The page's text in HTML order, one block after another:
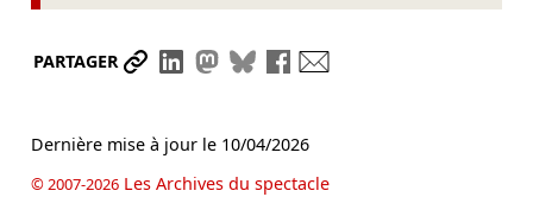
PARTAGER Partager le lien
Partager sur LinkedIn
Partager sur Mastodon
Partager sur Bluesky
Partager sur Facebook
Dernière mise à jour le 10/04/2026
© 2007-2026Les Archives du spectacle